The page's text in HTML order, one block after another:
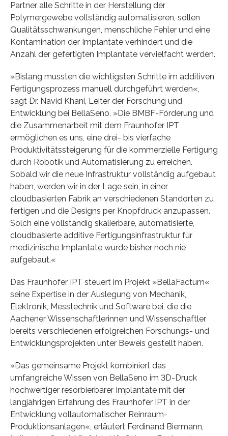
Partner alle Schritte in der Herstellung der
Polymergewebe vollständig automatisieren, sollen
Qualitätsschwankungen, menschliche Fehler und eine
Kontamination der Implantate verhindert und die
Anzahl der gefertigten Implantate vervielfacht werden.
»Bislang mussten die wichtigsten Schritte im additiven
Fertigungsprozess manuell durchgeführt werden«,
sagt Dr. Navid Khani, Leiter der Forschung und
Entwicklung bei BellaSeno. »Die BMBF-Förderung und
die Zusammenarbeit mit dem Fraunhofer IPT
ermöglichen es uns, eine drei- bis vierfache
Produktivitätssteigerung für die kommerzielle Fertigung
durch Robotik und Automatisierung zu erreichen.
Sobald wir die neue Infrastruktur vollständig aufgebaut
haben, werden wir in der Lage sein, in einer
cloudbasierten Fabrik an verschiedenen Standorten zu
fertigen und die Designs per Knopfdruck anzupassen.
Solch eine vollständig skalierbare, automatisierte,
cloudbasierte additive Fertigungsinfrastruktur für
medizinische Implantate wurde bisher noch nie
aufgebaut.«
Das Fraunhofer IPT steuert im Projekt »BellaFactum«
seine Expertise in der Auslegung von Mechanik,
Elektronik, Messtechnik und Software bei, die die
Aachener Wissenschaftlerinnen und Wissenschaftler
bereits verschiedenen erfolgreichen Forschungs- und
Entwicklungsprojekten unter Beweis gestellt haben.
»Das gemeinsame Projekt kombiniert das
umfangreiche Wissen von BellaSeno im 3D-Druck
hochwertiger resorbierbarer Implantate mit der
langjährigen Erfahrung des Fraunhofer IPT in der
Entwicklung vollautomatischer Reinraum-
Produktionsanlagen«, erläutert Ferdinand Biermann,